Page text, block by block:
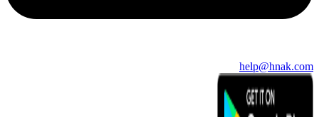
help@hnak.com